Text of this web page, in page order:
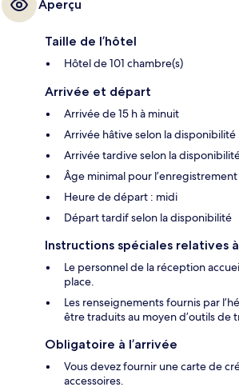
Aperçu
Taille de l’hôtel
Hôtel de 101 chambre(s)
Arrivée et départ
Arrivée de 15 h à minuit
Arrivée hâtive selon la disponibilité
Arrivée tardive selon la
Âge minimal pour l’enregistrement
Heure de départ : midi
Départ tardif selon la disponibilité
Instructions spéciales relatives
Le personnel de la réception
place.
Les renseignements fournis par
être traduits au moyen d’outils de
Obligatoire à l’arrivée
Vous devez fournir une carte de
accessoires.